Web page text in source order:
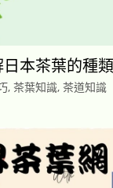
本茶葉的種
, 茶葉知識, 茶道知識